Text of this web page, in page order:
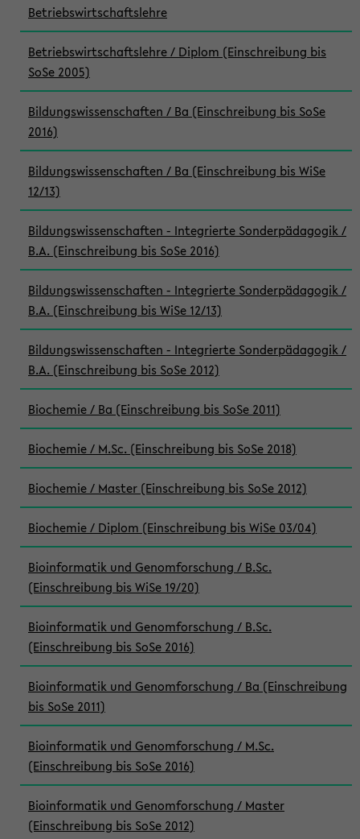
Betriebswirtschaftslehre
Betriebswirtschaftslehre / Diplom (Einschreibung bis
SoSe 2005)
Bildungswissenschaften / Ba (Einschreibung bis SoSe
2016)
Bildungswissenschaften / Ba (Einschreibung bis WiSe
12/13)
Bildungswissenschaften - Integrierte Sonderpädagogik /
B.A. (Einschreibung bis SoSe 2016)
Bildungswissenschaften - Integrierte Sonderpädagogik /
B.A. (Einschreibung bis WiSe 12/13)
Bildungswissenschaften - Integrierte Sonderpädagogik /
B.A. (Einschreibung bis SoSe 2012)
Biochemie / Ba (Einschreibung bis SoSe 2011)
Biochemie / M.Sc. (Einschreibung bis SoSe 2018)
Biochemie / Master (Einschreibung bis SoSe 2012)
Biochemie / Diplom (Einschreibung bis WiSe 03/04)
Bioinformatik und Genomforschung / B.Sc.
(Einschreibung bis WiSe 19/20)
Bioinformatik und Genomforschung / B.Sc.
(Einschreibung bis SoSe 2016)
Bioinformatik und Genomforschung / Ba (Einschreibung
bis SoSe 2011)
Bioinformatik und Genomforschung / M.Sc.
(Einschreibung bis SoSe 2016)
Bioinformatik und Genomforschung / Master
(Einschreibung bis SoSe 2012)